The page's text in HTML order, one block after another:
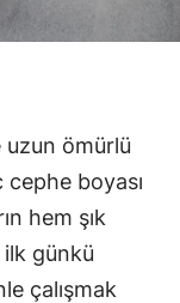
ömürlü
boyası
hem şık
günkü
çalışmak